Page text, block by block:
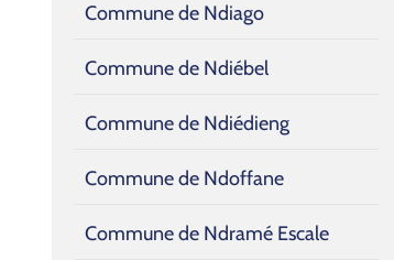
Commune de Ndiago
Commune de Ndiébel
Commune de Ndiédieng
Commune de Ndoffane
Commune de Ndramé Escale